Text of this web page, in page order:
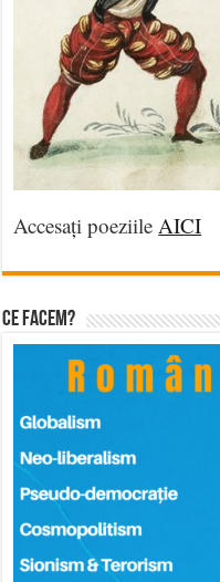
Accesați poeziile AICI
Ce facem?